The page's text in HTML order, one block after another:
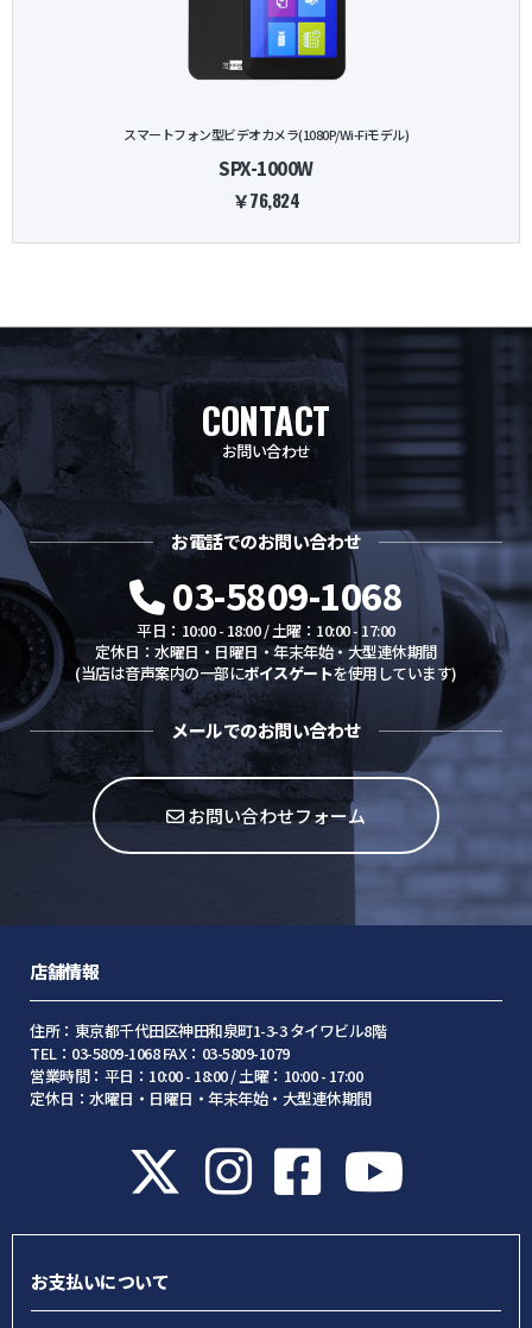
スマートフォン型ビデオカメラ(1080P/Wi-Fiモデル)
SPX-1000W
￥76,824
CONTACT
お問い合わせ
お電話でのお問い合わせ
03-5809-1068
平日：10:00 - 18:00 / 土曜：10:00 - 17:00
定休日：水曜日・日曜日・年末年始・大型連休期間
(当店は音声案内の一部にボイスゲートを使用しています)
メールでのお問い合わせ
お問い合わせフォーム
店舗情報
住所：東京都千代田区神田和泉町1-3-3 タイワビル8階
TEL：03-5809-1068 FAX：03-5809-1079
営業時間：平日：10:00 - 18:00 / 土曜：10:00 - 17:00
定休日：水曜日・日曜日・年末年始・大型連休期間
お支払いについて